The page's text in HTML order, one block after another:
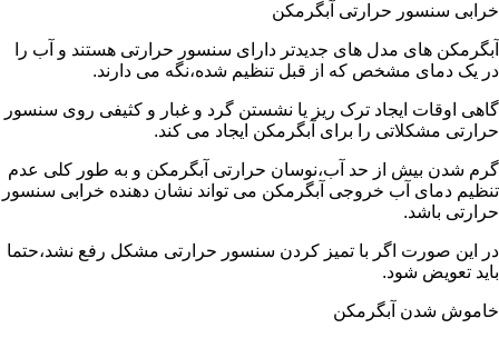
خرابی سنسور حرارتی آبگرمکن
آبگرمکن های مدل های جدیدتر دارای سنسور حرارتی هستند و آب را
در یک دمای مشخص که از قبل تنظیم شده،نگه می دارند.
گاهی اوقات ایجاد ترک ریز یا نشستن گرد و غبار و کثیفی روی سنسور
حرارتی مشکلاتی را برای آبگرمکن ایجاد می کند.
گرم شدن بیش از حد آب،نوسان حرارتی آبگرمکن و به طور کلی عدم
تنظیم دمای آب خروجی آبگرمکن می تواند نشان دهنده خرابی سنسور
حرارتی باشد.
در این صورت اگر با تمیز کردن سنسور حرارتی مشکل رفع نشد،حتما
باید تعویض شود.
خاموش شدن آبگرمکن